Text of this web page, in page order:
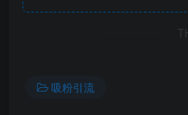
吸粉引流